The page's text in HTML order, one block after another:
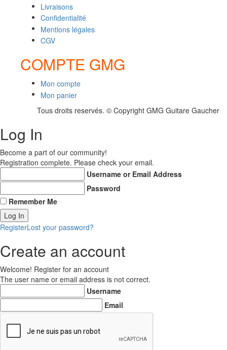
Livraisons
Confidentialité
Mentions légales
CGV
COMPTE GMG
Mon compte
Mon panier
Tous droits reservés. © Copyright GMG Guitare Gaucher
Log In
Become a part of our community!
Registration complete. Please check your email.
Username or Email Address
Password
Remember Me
RegisterLost your password?
Create an account
Welcome! Register for an account
The user name or email address is not correct.
Username
Email